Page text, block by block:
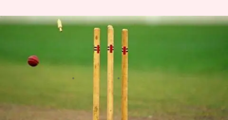
इस खिलाड़ी ने बिना कोई रन दिए
झटके छह विकेट, बनाया टी-20 विश्व
रिकॉर्ड
क्या है खबर?